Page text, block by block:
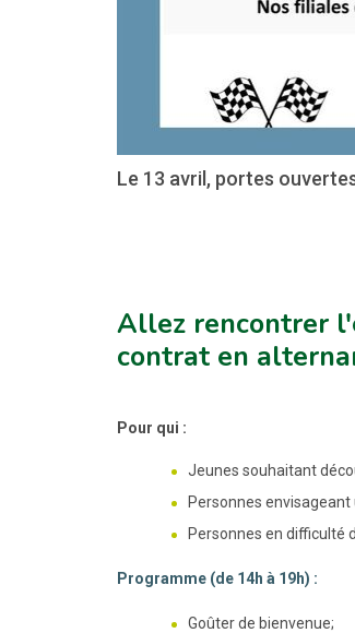
Le 13 avril, portes
Allez rencontrer
contrat en
Pour qui :
Jeunes souhaitant
Personnes
Personnes en difficulté
Programme (de 14h à 19h) :
Goûter de bienvenue;